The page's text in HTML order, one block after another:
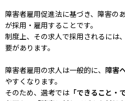
障害者雇用促進法に基づき、障害の
が採用・雇用することです。
制度上、その求人で採用されるには、
要があります。
障害者雇用の求人は一般的に、 障害
やすくなります。
そのため、選考では 「できること